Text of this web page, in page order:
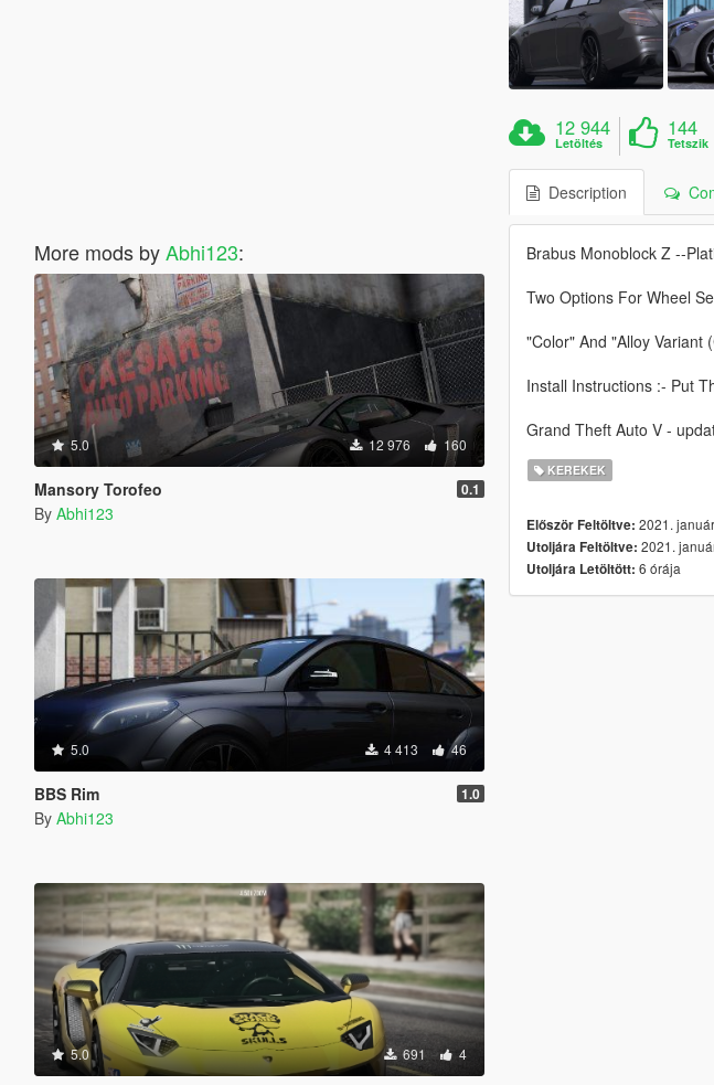
More mods byAbhi123:
5.0 12 976 160
Mansory Torofeo 0.1
By Abhi123
5.0 4 413 46
BBS Rim 1.0
By Abhi123
5.0 691 4
12 944
Letöltés
144
Tetszik
Description
Brabus Monoblock Z --
Two Options For Wheel
"Color" And "Alloy Variant
Install Instructions :- Put
Grand Theft Auto V -
KEREKEK
Először Feltöltve: 2021.
Utoljára Feltöltve: 2021.
Utoljára Letöltött: 6 órája